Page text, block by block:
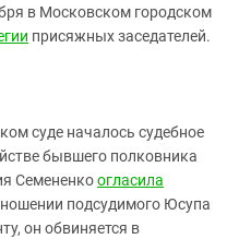
в Московском городском
присяжных заседателей.
суде началось судебное
бывшего полковника
Семененкоогласила
подсудимого Юсупа
он обвиняется в